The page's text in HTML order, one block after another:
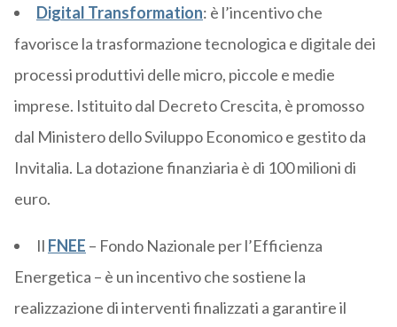
Digital Transformation: è l’incentivo che
favorisce la trasformazione tecnologica e digitale dei
processi produttivi delle micro, piccole e medie
imprese. Istituito dal Decreto Crescita, è promosso
dal Ministero dello Sviluppo Economico e gestito da
Invitalia. La dotazione finanziaria è di 100 milioni di
euro.
Il FNEE – Fondo Nazionale per l’Efficienza
Energetica – è un incentivo che sostiene la
realizzazione di interventi finalizzati a garantire il